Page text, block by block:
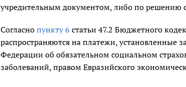
учредительным документом, либо по решению
Согласно пункту 6 статьи 47.2 Бюджетного
распространяются на платежи, установленные
Федерации об обязательном социальном
заболеваний, правом Евразийского